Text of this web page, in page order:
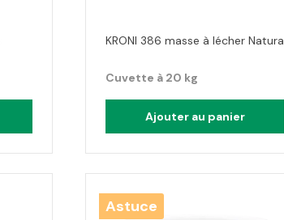
KRONI 386 masse à lécher Natura
Cuvette à 20 kg
Ajouter au panier
Astuce